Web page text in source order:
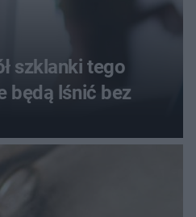
szklanki tego
będą lśnić bez